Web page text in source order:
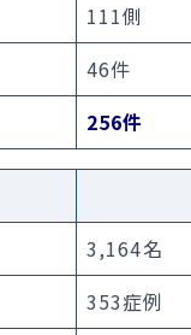
111側
46件
256件
3,164名
353症例